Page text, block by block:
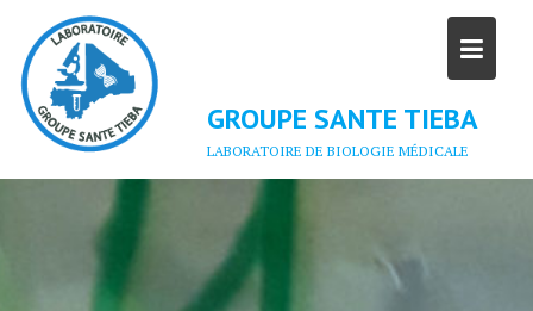
content
GROUPE SANTE TIEBA
LABORATOIRE DE BIOLOGIE MÉDICALE